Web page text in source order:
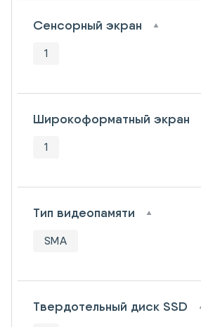
Сенсорный экран
1
Широкоформатный экран
1
Тип видеопамяти
SMA
Твердотельный диск SSD